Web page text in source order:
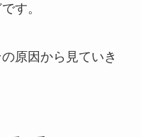
す。
原因から見ていき